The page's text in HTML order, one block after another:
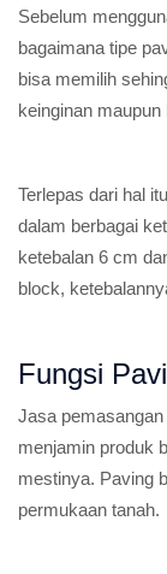
Sebelum
bagaimana tipe
bisa memilih
keinginan maupun
Terlepas dari hal
dalam berbagai
ketebalan 6 cm
block,
Fungsi
Jasa
menjamin produk
mestinya. Paving
permukaan tanah.